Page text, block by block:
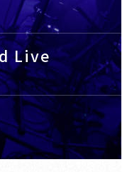
Live